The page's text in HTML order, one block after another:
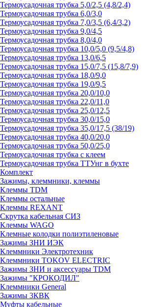
Термоусадочная трубка 5,0/2,5 (4,8/2,4)
Термоусадочная трубка 6,0/3,0
Термоусадочная трубка 7,0/3,5 (6,4/3,2)
Термоусадочная трубка 9,0/4,5
Термоусадочная трубка 8,0/4,0
Термоусадочная трубка 10,0/5,0 (9,5/4,8)
Термоусадочная трубка 13,0/6,5
Термоусадочная трубка 15,0/7,5 (15,8/7,9)
Термоусадочная трубка 18,0/9,0
Термоусадочная трубка 19,0/9,5
Термоусадочная трубка 20,0/10,0
Термоусадочная трубка 22,0/11,0
Термоусадочная трубка 25,0/12,5
Термоусадочная трубка 30,0/15,0
Термоусадочная трубка 35,0/17,5 (38/19)
Термоусадочная трубка 40,0/20,0
Термоусадочная трубка 50,0/25,0
Термоусадочная трубка с клеем
Термоусадочная трубка ТТУнг в бухте
Комплект
Зажимы, клеммники, клеммы
Клеммы TDM
Клеммы остальные
Клеммы REXANT
Скрутка кабельная СИЗ
Клеммы WAGO
Клемные колодки полиэтиленовые
Зажимы ЗНИ ИЭК
Клеммники Электротехник
Клеммники TOKOV ELECTRIC
Зажимы ЗНИ и аксессуары TDM
Зажимы "КРОКОДИЛ"
Клеммники General
Зажимы 3КВК
Муфты кабельные